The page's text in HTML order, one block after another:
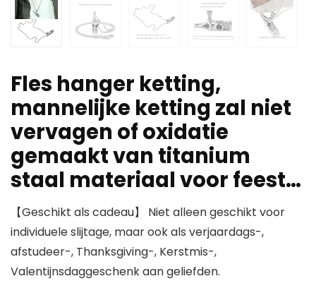
Fles hanger ketting,
mannelijke ketting zal niet
vervagen of oxidatie
gemaakt van titanium
staal materiaal voor feest…
【Geschikt als cadeau】 Niet alleen geschikt voor
individuele slijtage, maar ook als verjaardags-,
afstudeer-, Thanksgiving-, Kerstmis-,
Valentijnsdaggeschenk aan geliefden.